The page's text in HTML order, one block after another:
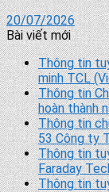
20/07/2026
Bài viết mới
Thông tin
minh TCL
Thông tin
hoàn thành
Thông tin
53 Công ty
Thông tin
Faraday
Thông tin